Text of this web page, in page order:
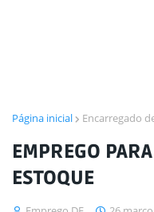
Página inicial Encarregado
EMPREGO
ESTOQUE